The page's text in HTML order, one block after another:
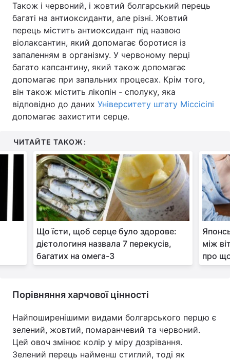
Тема оформлення
Також і червоний, і жовтий болгарський перець
багаті на антиоксиданти, але різні. Жовтий
перець містить антиоксидант під назвою
віолаксантин, який допомагає боротися із
запаленням в організму. У червоному перці
багато капсантину, який також допомагає
допомагає при запальних процесах. Крім того,
він також містить лікопін - сполуку, яка
відповідно до даних Університету штату Міссісіпі
допомагає захистити серце.
ЧИТАЙТЕ ТАКОЖ:
Що їсти, щоб серце було здорове:
дієтологиня назвала 7 перекусів,
багатих на омега-3
між
про
Порівняння харчової цінності
Найпоширенішими видами болгарського перцю є
зелений, жовтий, помаранчевий та червоний.
Цей овоч змінює колір у міру дозрівання.
Зелений перець найменш стиглий, тоді як